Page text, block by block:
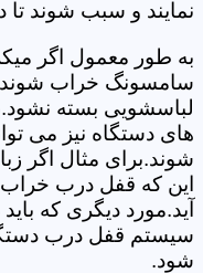
نمایند و سبب شوند
به طور معمول اگر
سامسونگ خراب
لباسشویی بسته
های دستگاه نیز می
شوند.برای مثال اگر
این که قفل درب خراب
آید.مورد دیگری که
سیستم قفل درب
شود.